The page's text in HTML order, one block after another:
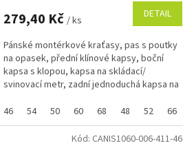
279,40 Kč / ks DETAIL
Pánské montérkové kraťasy, pas s poutky
na opasek, přední klínové kapsy, boční
kapsa s klopou, kapsa na skládací/
svinovací metr, zadní jednoduchá kapsa na
46
54 50 60 68 48 52 66
Kód: CANIS1060-006-411-46